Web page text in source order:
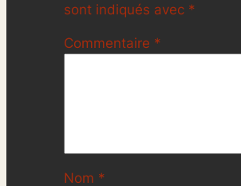
sont indiqués avec *
Commentaire *
Nom *